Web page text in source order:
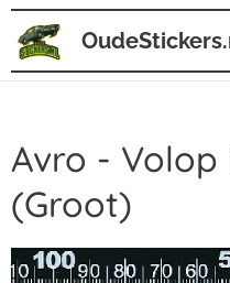
Avro - Volop
(Groot)